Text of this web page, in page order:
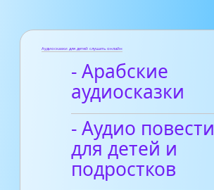
Аудиосказки для детей слушать онлайн
- Арабские
аудиосказки
- Аудио повести
для детей и
подростков